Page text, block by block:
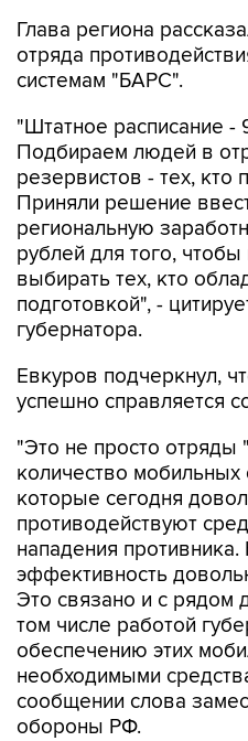
Глава региона
отряда
системам "БАРС".
"Штатное расписание -
Подбираем людей в
резервистов - тех, кто
Приняли решение
региональную
рублей для того,
выбирать тех, кто
подготовкой", -
губернатора.
Евкуров подчеркнул,
успешно справляется
"Это не просто
количество мобильных
которые сегодня
противодействуют
нападения
эффективность
Это связано и с рядом
том числе работой
обеспечению этих
необходимыми
сообщении слова
обороны РФ.